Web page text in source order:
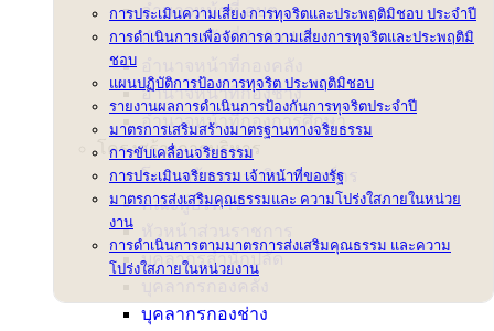
อำนาจหน้าที่ อบต.
อำนาจหน้าที่สำนักปลัด
อำนาจหน้าที่กองช่าง
อำนาจหน้าที่กองการศึกษา
โครงสร้างการบริหาร
โครงสร้างการบริหารองค์กร
คณะผู้บริหาร
บุคลากรสำนักปลัด
บุคลากรกองช่าง
การประเมินความเสี่ยง การทุจริตและประพฤติมิชอบ ประจำปี
การดำเนินการเพื่อจัดการความเสี่ยงการทุจริตและประพฤติมิ
ชอบ
แผนปฏิบัติการป้องการทุจริต ประพฤติมิชอบ
รายงานผลการดำเนินการป้องกันการทุจริตประจำปี
มาตรการเสริมสร้างมาตรฐานทางจริยธรรม
การขับเคลื่อนจริยธรรม
การประเมินจริยธรรม เจ้าหน้าที่ของรัฐ
มาตรการส่งเสริมคุณธรรมและ ความโปร่งใสภายในหน่วย
งาน
การดำเนินการตามมาตรการส่งเสริมคุณธรรม และความ
โปร่งใสภายในหน่วยงาน